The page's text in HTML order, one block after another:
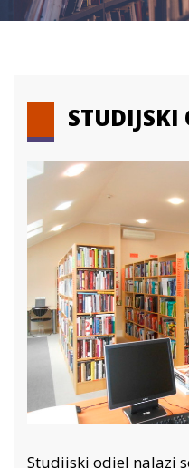
STUDIJSKI
Studijski odjel nalazi